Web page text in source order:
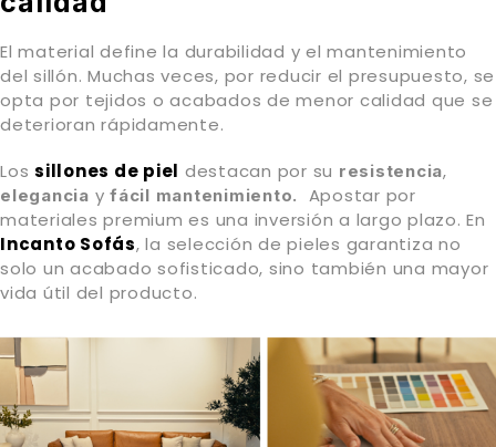
El material define la durabilidad y el mantenimiento
del sillón. Muchas veces, por reducir el presupuesto, se
opta por tejidos o acabados de menor calidad que se
deterioran rápidamente.
Los sillones de piel destacan por su resistencia,
elegancia y fácil mantenimiento.
Apostar por
materiales premium es una inversión a largo plazo. En
Incanto Sofás, la selección de pieles garantiza no
solo un acabado sofisticado, sino también una mayor
vida útil del producto.